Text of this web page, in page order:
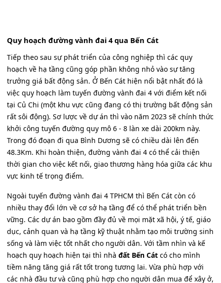
Quy hoạch đường vành đai 4 qua Bến Cát
Tiếp theo sau sự phát triển của công nghiệp thì các quy
hoạch về hạ tầng cũng góp phần không nhỏ vào sự tăng
trưởng giá bất động sản. Ở Bến Cát hiện nổi bật nhất đó là
việc quy hoạch làm tuyến đường vành đai 4 với điểm kết nối
tại Củ Chi (một khu vực cũng đang có thị trường bất động sản
rất sôi động). Sơ lược về dự án thì vào năm 2023 sẽ chính thức
khởi công tuyến đường quy mô 6 - 8 làn xe dài 200km này.
Trong đó đoạn đi qua Bình Dương sẽ có chiều dài lên đến
48.3Km. Khi hoàn thiện, đường vành đai 4 có thể cải thiện
thời gian cho việc kết nối, giao thương hàng hóa giữa các khu
vực kinh tế trọng điểm.
Ngoài tuyến đường vành đai 4 TPHCM thì Bến Cát còn có
nhiều thay đổi lớn về cơ sở hạ tầng để có thể phát triển bền
vững. Các dự án bao gồm đầy đủ về mọi mặt xã hội, ý tế, giáo
dục, cảnh quan và hạ tầng kỹ thuật nhằm tạo môi trường sinh
sống và làm việc tốt nhất cho người dân. Với tầm nhìn và kế
hoạch quy hoạch hiện tại thì nhà đất Bến Cát có cho mình
tiềm năng tăng giá rất tốt trong tương lai. Vừa phù hợp với
các nhà đầu tư và cũng phù hợp cho người dân mua để xây ở,